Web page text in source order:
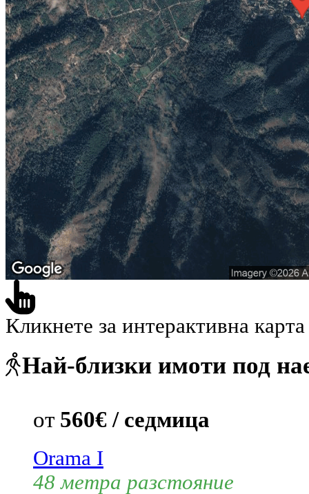
Кликнете за интерактивна карта
Най-близки имоти под
от 560€ / седмица
Orama I
48 метра разстояние